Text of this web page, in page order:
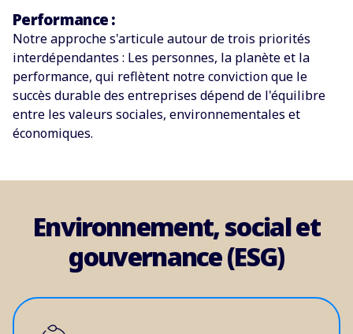
Performance :
Notre approche s'articule autour de trois priorités
interdépendantes : Les personnes, la planète et la
performance, qui reflètent notre conviction que le
succès durable des entreprises dépend de l'équilibre
entre les valeurs sociales, environnementales et
économiques.
Environnement, social et
gouvernance (ESG)